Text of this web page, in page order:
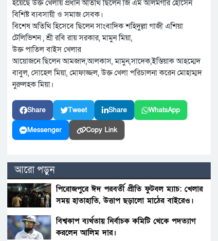
হয়েছে উক্ত খেলায় প্রধান অতিথি ছিলেন জি এম আলমগীর হোসেন
বিশিষ্ট ব্যবসায়ী ও সমাজ সেবক।
বিশেষ অতিথি হিসেবে ছিলেন সাংবাদিক শহিদুল্লা গাজী এশিয়া
টেলিভিশন , শ্রী রবি রায় সরকার, মামুন মিয়া,
উক্ত পাতিল বাইস খেলার
আয়োজনে ছিলেন আমজাদ,আলকাস, মামুন,সাদেক,ইস্তিয়াক আহম্মেদ
বাবুল, সোহেল মিয়া, মোফাজ্জল, উক্ত খেলা পরিচালনা করেন মোহাম্মদ
নুরুলহক মিয়া।
Share Tweet Share WhatsApp
Messenger Copy Link
আরো পড়ুন
পিরোজপুরে ঈদ পরবর্তী প্রীতি ফুটবল ম্যাচ: খেলার
সময় হাতাহাতি, উত্তাপ ছড়ালো মাঠের বাইরেও।
বিশ্বকাপ ব্যর্থতায় নির্বাচক কমিটি থেকে পদত্যাগ
করলেন আলিম দার।